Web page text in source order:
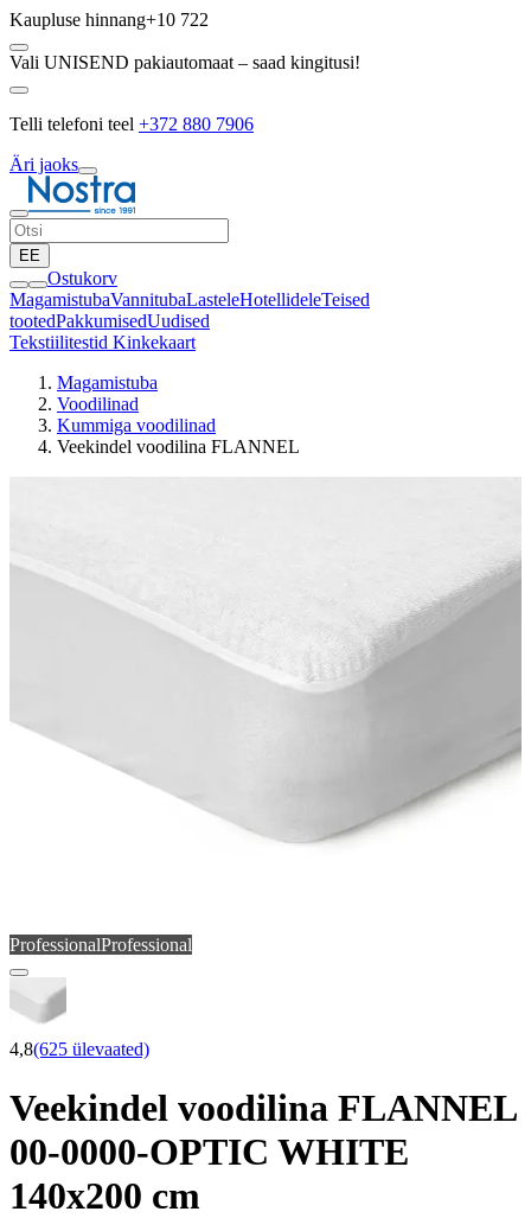
Kaupluse hinnang+10 722
Vali UNISEND pakiautomaat – saad kingitusi!
Telli telefoni teel +372 880 7906
Äri jaoks
EE
Ostukorv
MagamistubaVannitubaLasteleHotellideleTeised
tootedPakkumisedUudised
Tekstiilitestid Kinkekaart
Magamistuba
Voodilinad
Kummiga voodilinad
Veekindel voodilina FLANNEL
ProfessionalProfessional
4,8(625 ülevaated)
Veekindel voodilina FLANNEL
00-0000-OPTIC WHITE
140x200 cm